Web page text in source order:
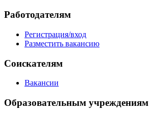
Работодателям
Регистрация/вход
Разместить вакансию
Соискателям
Вакансии
Образовательным учреждениям